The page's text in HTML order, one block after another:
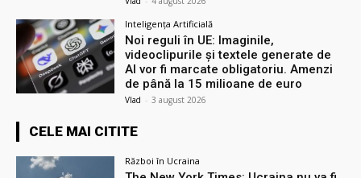
Inteligența Artificială
Noi reguli în UE: Imaginile,
videoclipurile și textele generate de
AI vor fi marcate obligatoriu. Amenzi
de până la 15 milioane de euro
Vlad - 3 august 2026
CELE MAI CITITE
Război în Ucraina